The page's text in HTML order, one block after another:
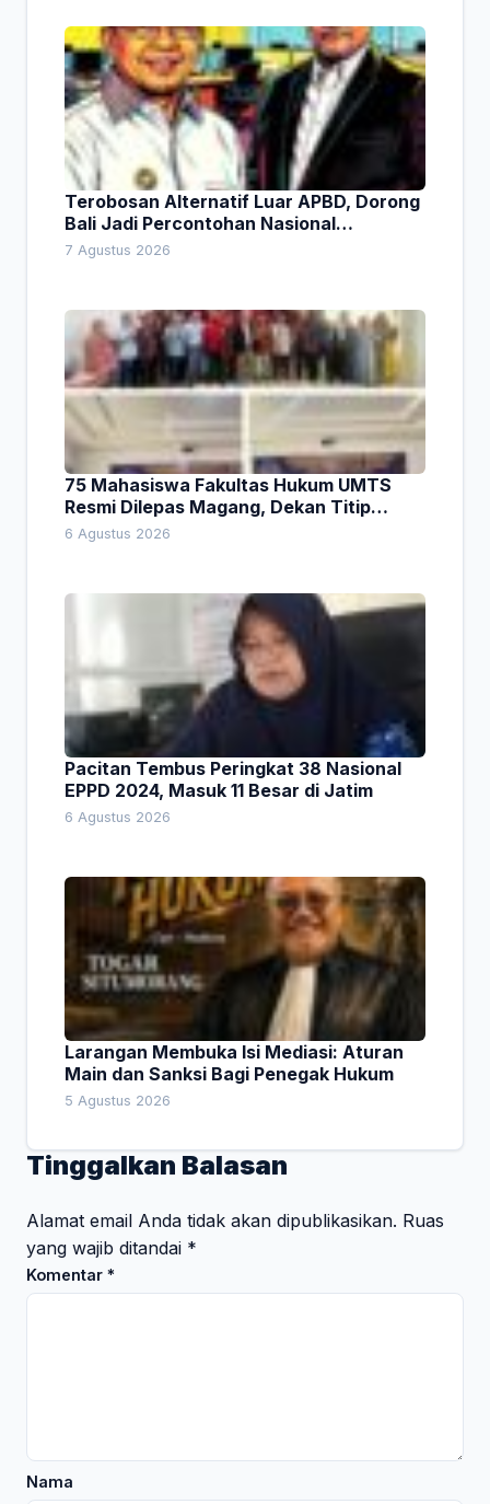
Terobosan Alternatif Luar APBD, Dorong
Bali Jadi Percontohan Nasional
Pembiayaan Daerah
7 Agustus 2026
75 Mahasiswa Fakultas Hukum UMTS
Resmi Dilepas Magang, Dekan Titip
Empat Pesan Penting
6 Agustus 2026
Pacitan Tembus Peringkat 38 Nasional
EPPD 2024, Masuk 11 Besar di Jatim
6 Agustus 2026
Larangan Membuka Isi Mediasi: Aturan
Main dan Sanksi Bagi Penegak Hukum
5 Agustus 2026
Tinggalkan Balasan
Alamat email Anda tidak akan dipublikasikan. Ruas
yang wajib ditandai *
Komentar *
Nama